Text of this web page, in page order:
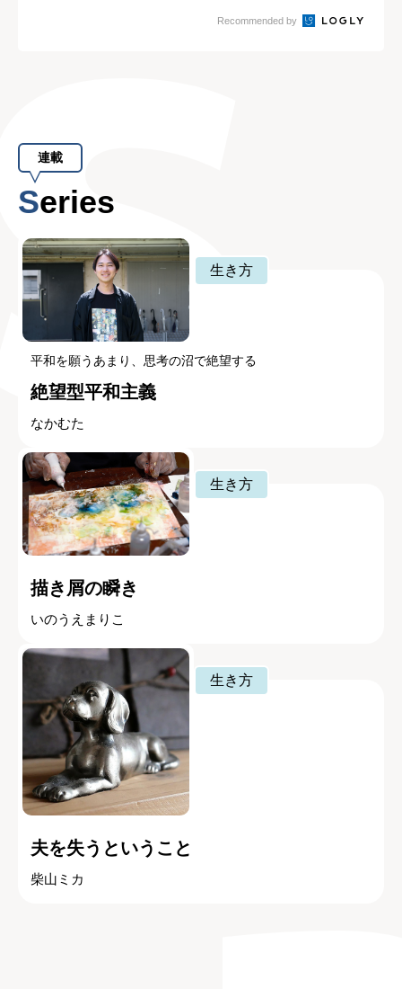
Recommended by
連載
Series
生き方
平和を願うあまり、思考の沼で絶望する
絶望型平和主義
なかむた
生き方
描き屑の瞬き
いのうえまりこ
生き方
夫を失うということ
柴山ミカ